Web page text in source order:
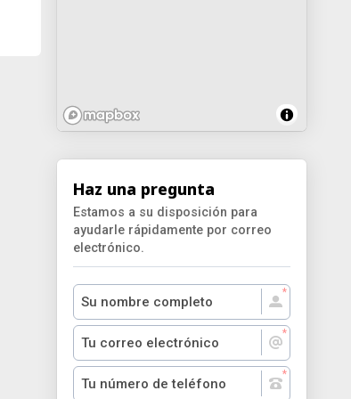
Haz una pregunta
Estamos a su disposición para
ayudarle rápidamente por correo
electrónico.